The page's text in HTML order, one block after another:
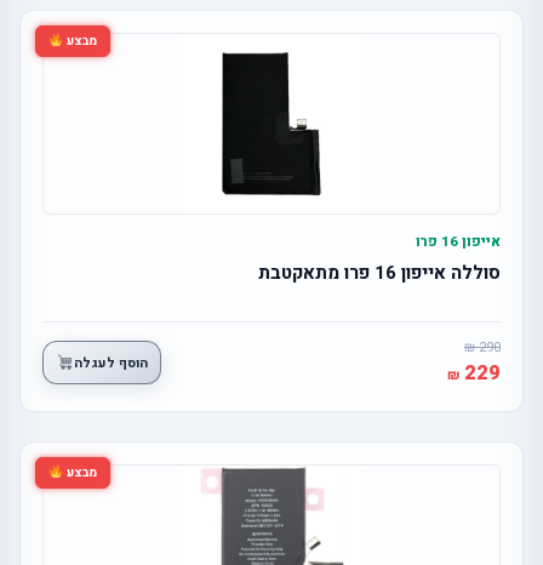
מבצע
אייפון 16 פרו
סוללה אייפון 16 פרו מתאקטבת
290
229 הוסף לעגלה
מבצע